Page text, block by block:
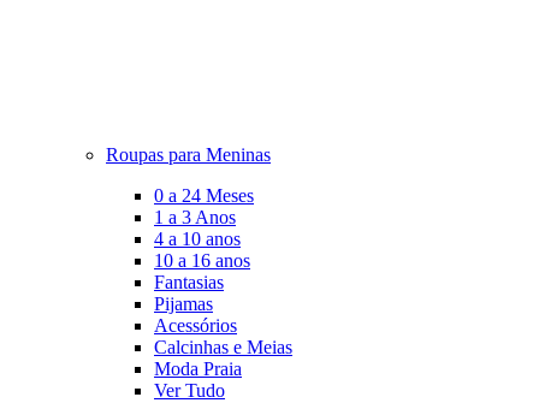
Roupas para Meninas
0 a 24 Meses
1 a 3 Anos
4 a 10 anos
10 a 16 anos
Fantasias
Pijamas
Acessórios
Calcinhas e Meias
Moda Praia
Ver Tudo